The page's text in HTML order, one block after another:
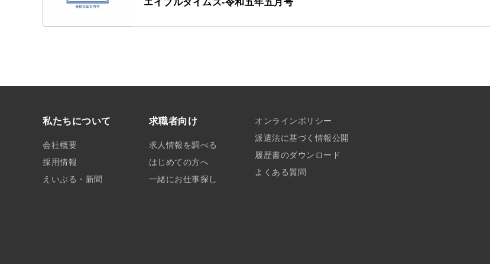
私たちについて
会社概要
採用情報
えいぶる・新聞
求職者向け
求人情報を調べる
はじめての方へ
一緒にお仕事探し
オンラインポリシー
派遣法に基づく情報公開
履歴書のダウンロード
よくある質問